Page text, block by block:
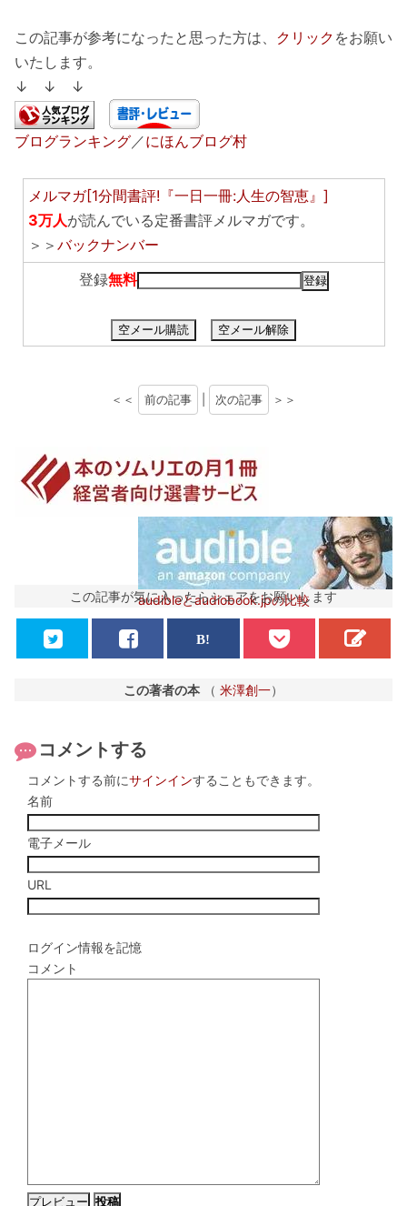
この記事が参考になったと思った方は、 クリック をお願い
いたします。
↓ ↓ ↓
ブログランキング ／にほんブログ村
メルマガ[1分間書評!『一日一冊:人生の智恵』]
3万人が読んでいる定番書評メルマガです。
＞＞ バックナンバー
登録無料
空メール購読 空メール解除
＜＜ 前の記事 次の記事 ＞＞
audibleとaudiobook.jpの比較
この記事が気に入ったらシェアをお願いします
この著者の本 （ 米澤創一）
コメントする
コメントする前にサインインすることもできます。
名前
電子メール
URL
ログイン情報を記憶
コメント